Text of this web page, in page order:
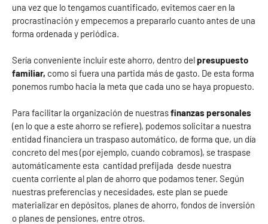
una vez que lo tengamos cuantificado, evitemos caer en la
procrastinación y empecemos a prepararlo cuanto antes de una
forma ordenada y periódica.
Sería conveniente incluir este ahorro, dentro delpresupuesto
familiar, como si fuera una partida más de gasto. De esta forma
ponemos rumbo hacia la meta que cada uno se haya propuesto.
Para facilitar la organización de nuestrasfinanzas personales
(en lo que a este ahorro se refiere), podemos solicitar a nuestra
entidad financiera un traspaso automático, de forma que, un día
concreto del mes (por ejemplo, cuando cobramos), se traspase
automáticamente esta cantidad prefijada desde nuestra
cuenta corriente al plan de ahorro que podamos tener. Según
nuestras preferencias y necesidades, este plan se puede
materializar en depósitos, planes de ahorro, fondos de inversión
o planes de pensiones, entre otros.